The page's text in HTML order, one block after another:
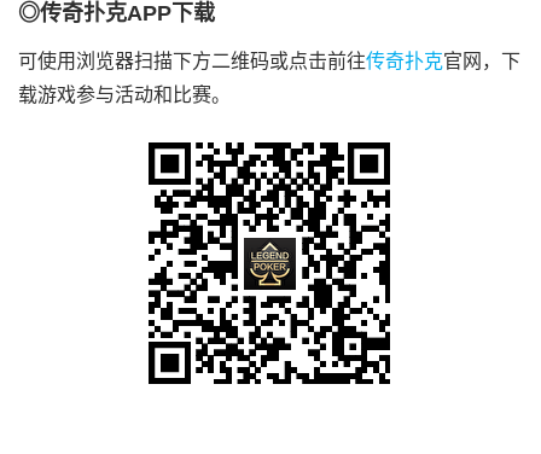
◎传奇扑克APP下载
可使用浏览器扫描下方二维码或点击前往传奇扑克官网，下
载游戏参与活动和比赛。